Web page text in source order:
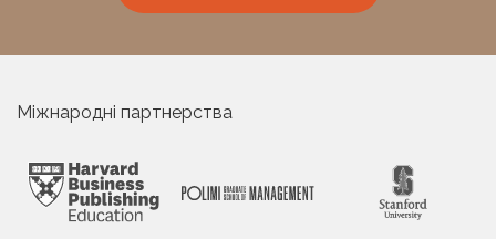
Міжнародні партнерства